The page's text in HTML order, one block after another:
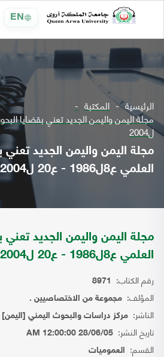
EN
الرئيسية المكتبة
ل2004
مجلة اليمن واليمن الجديد
العلمي ع8ل1986 - ع20 ل2004
مجلة اليمن واليمن الجديد
العلمي ع8ل1986 - ع20 ل2004
رقم الكتاب: 8971
المؤلف: مجموعة من الاختصاصيين .
الناشر: مركز دراسات والبحوث اليمني [اليمن]
تاريخ النشر: 28/06/05 12:00:00 AM
القسم: العموميات